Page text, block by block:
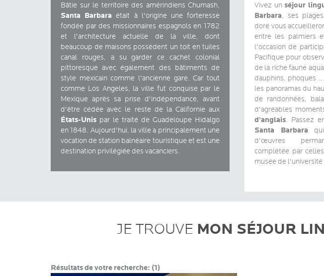
Bâtie sur le territoire des amérindiens Chumash,
Santa Barbara était à l'origine une forteresse
fondée par des missionnaires espagnols en 1782
et l'architecture actuelle de la ville, dont
beaucoup de maisons possèdent un toit en tuiles
canal rouges, a su garder ce cachet colonial
pittoresque avec également des bâtiments de
style mexicain comme l'ancienne gare. Car tout
comme Los Angeles, la ville fut conquise par le
Mexique après sa prise d'indépendance, avant
d'être cédée avec le reste de la Californie aux
États-Unis par le traité de Guadeloupe Hidalgo
en 1848. Aujourd'hui, la ville a principalement une
vocation de station balnéaire touristique et est une
destination privilégiée des vacanciers.
Vivez unséjour
Barbara, ses
doré vous
entre les palmiers
l'occasion de
Pacifique pour
de la riche faune
dauphins, phoques
les panoramas du
de randonnées,
d'agréables
d'anglais. Passez
Santa Barbara
d'œuvres
complétée par
musée de l'université
JE TROUVE MON SÉJOUR
Résultats de votre recherche: (1)